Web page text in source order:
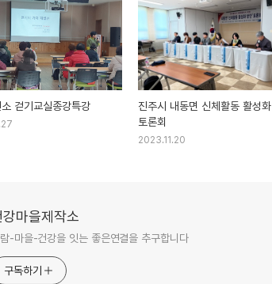
걷기교실종강특강
진주시 내동면 신체활동 활성화
토론회
2023.11.20
강마을제작소
-마을-건강을 잇는 좋은연결을 추구합니다
구독하기